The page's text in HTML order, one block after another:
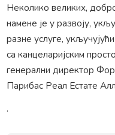
Неколико великих,
намене је у развоју,
разне услуге,
са канцеларијским
генерални директор
Парибас Реал Естате
.